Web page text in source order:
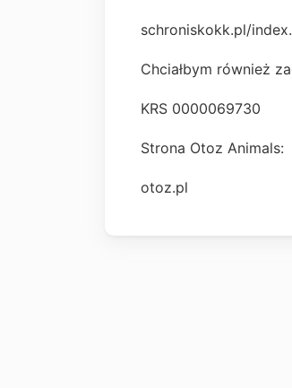
schroniskokk.pl/
Chciałbym również
KRS 0000069730
Strona Otoz Animals:
otoz.pl